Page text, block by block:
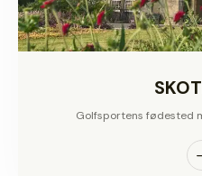
Golfsportens fødested